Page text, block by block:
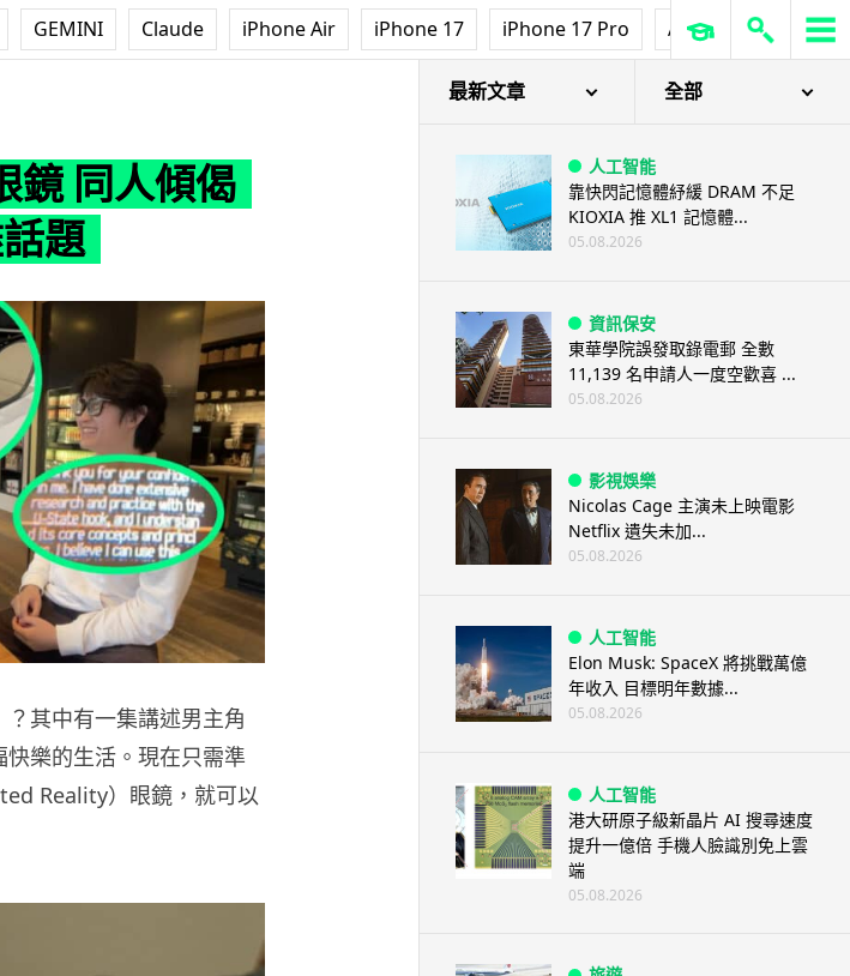
GEMINI Claude iPhone Air iPhone 17 iPhone 17 Pro AirPods Pro 3
鏡 同人傾偈
題
其中有一集講述男主角
樂的生活。現在只需準
Reality）眼鏡，就可以
最新文章 全部
人工智能
靠快閃記憶體紓緩 DRAM 不足
KIOXIA 推 XL1 記憶體...
05.08.2026
資訊保安
東華學院誤發取錄電郵 全數
11,139 名申請人一度空歡喜 ...
05.08.2026
影視娛樂
Nicolas Cage 主演未上映電影
Netflix 遺失未加...
05.08.2026
人工智能
Elon Musk: SpaceX 將挑戰萬億
年收入 目標明年數據...
05.08.2026
人工智能
港大研原子級新晶片 AI 搜尋速度
提升一億倍 手機人臉識別免上雲
端
05.08.2026